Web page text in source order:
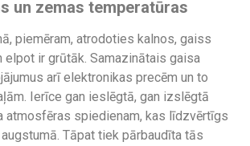
un zemas temperatūras
piemēram, atrodoties kalnos, gaiss
ir grūtāk. Samazinātais gaisa
arī elektronikas precēm un to
Ierīce gan ieslēgtā, gan izslēgtā
atmosfēras spiedienam, kas līdzvērtīgs
Tāpat tiek pārbaudīta tās